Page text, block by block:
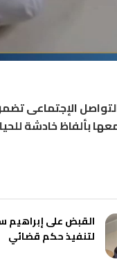
الإجتماعى
معها بألفاظ خادشة
القبض على إبراهيم
لتنفيذ حكم قضائي